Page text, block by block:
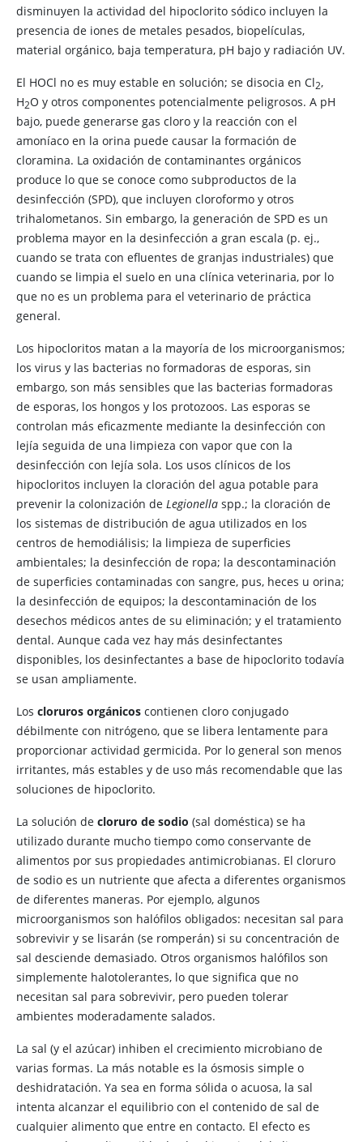
disminuyen la actividad del hipoclorito sódico incluyen la
presencia de iones de metales pesados, biopelículas,
material orgánico, baja temperatura, pH bajo y radiación UV.
El HOCl no es muy estable en solución; se disocia en Cl2,
H2O y otros componentes potencialmente peligrosos. A pH
bajo, puede generarse gas cloro y la reacción con el
amoníaco en la orina puede causar la formación de
cloramina. La oxidación de contaminantes orgánicos
produce lo que se conoce como subproductos de la
desinfección (SPD), que incluyen cloroformo y otros
trihalometanos. Sin embargo, la generación de SPD es un
problema mayor en la desinfección a gran escala (p. ej.,
cuando se trata con efluentes de granjas industriales) que
cuando se limpia el suelo en una clínica veterinaria, por lo
que no es un problema para el veterinario de práctica
general.
Los hipocloritos matan a la mayoría de los microorganismos;
los virus y las bacterias no formadoras de esporas, sin
embargo, son más sensibles que las bacterias formadoras
de esporas, los hongos y los protozoos. Las esporas se
controlan más eficazmente mediante la desinfección con
lejía seguida de una limpieza con vapor que con la
desinfección con lejía sola. Los usos clínicos de los
hipocloritos incluyen la cloración del agua potable para
prevenir la colonización de Legionella spp.; la cloración de
los sistemas de distribución de agua utilizados en los
centros de hemodiálisis; la limpieza de superficies
ambientales; la desinfección de ropa; la descontaminación
de superficies contaminadas con sangre, pus, heces u orina;
la desinfección de equipos; la descontaminación de los
desechos médicos antes de su eliminación; y el tratamiento
dental. Aunque cada vez hay más desinfectantes
disponibles, los desinfectantes a base de hipoclorito todavía
se usan ampliamente.
Los cloruros orgánicos contienen cloro conjugado
débilmente con nitrógeno, que se libera lentamente para
proporcionar actividad germicida. Por lo general son menos
irritantes, más estables y de uso más recomendable que las
soluciones de hipoclorito.
La solución de cloruro de sodio (sal doméstica) se ha
utilizado durante mucho tiempo como conservante de
alimentos por sus propiedades antimicrobianas. El cloruro
de sodio es un nutriente que afecta a diferentes organismos
de diferentes maneras. Por ejemplo, algunos
microorganismos son halófilos obligados: necesitan sal para
sobrevivir y se lisarán (se romperán) si su concentración de
sal desciende demasiado. Otros organismos halófilos son
simplemente halotolerantes, lo que significa que no
necesitan sal para sobrevivir, pero pueden tolerar
ambientes moderadamente salados.
La sal (y el azúcar) inhiben el crecimiento microbiano de
varias formas. La más notable es la ósmosis simple o
deshidratación. Ya sea en forma sólida o acuosa, la sal
intenta alcanzar el equilibrio con el contenido de sal de
cualquier alimento que entre en contacto. El efecto es